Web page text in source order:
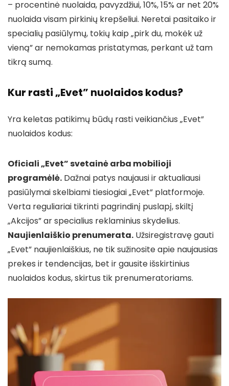
– procentinė nuolaida, pavyzdžiui, 10%, 15% ar net 20%
nuolaida visam pirkinių krepšeliui. Neretai pasitaiko ir
specialių pasiūlymų, tokių kaip „pirk du, mokėk už
vieną” ar nemokamas pristatymas, perkant už tam
tikrą sumą.
Kur rasti „Evet” nuolaidos kodus?
Yra keletas patikimų būdų rasti veikiančius „Evet”
nuolaidos kodus:
Oficiali „Evet” svetainė arba mobilioji
programėlė. Dažnai patys naujausi ir aktualiausi
pasiūlymai skelbiami tiesiogiai „Evet” platformoje.
Verta reguliariai tikrinti pagrindinį puslapį, skiltį
„Akcijos” ar specialius reklaminius skydelius.
Naujienlaiškio prenumerata. Užsiregistravę gauti
„Evet” naujienlaiškius, ne tik sužinosite apie naujausias
prekes ir tendencijas, bet ir gausite išskirtinius
nuolaidos kodus, skirtus tik prenumeratoriams.